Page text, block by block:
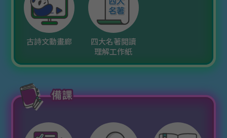
古詩文動畫廊
四大名著閲讀
理解工作紙